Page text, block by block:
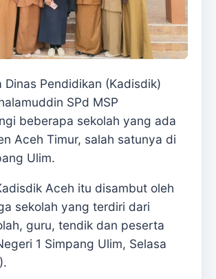
Dinas Pendidikan (Kadisdik)
SPd MSP
beberapa sekolah yang ada
Aceh Timur, salah satunya di
Ulim.
Aceh itu disambut oleh
sekolah yang terdiri dari
guru, tendik dan peserta
1 Simpang Ulim, Selasa